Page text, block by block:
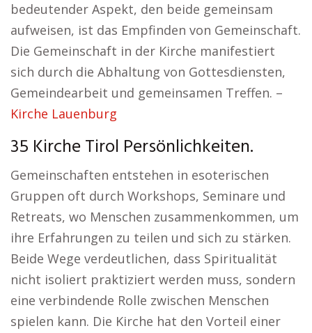
bedeutender Aspekt, den beide gemeinsam
aufweisen, ist das Empfinden von Gemeinschaft.
Die Gemeinschaft in der Kirche manifestiert
sich durch die Abhaltung von Gottesdiensten,
Gemeindearbeit und gemeinsamen Treffen. –
Kirche Lauenburg
35 Kirche Tirol Persönlichkeiten.
Gemeinschaften entstehen in esoterischen
Gruppen oft durch Workshops, Seminare und
Retreats, wo Menschen zusammenkommen, um
ihre Erfahrungen zu teilen und sich zu stärken.
Beide Wege verdeutlichen, dass Spiritualität
nicht isoliert praktiziert werden muss, sondern
eine verbindende Rolle zwischen Menschen
spielen kann. Die Kirche hat den Vorteil einer